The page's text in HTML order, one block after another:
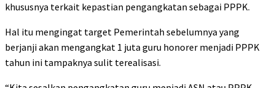
khususnya terkait kepastian pengangkatan sebagai PPPK.
Hal itu mengingat target Pemerintah sebelumnya yang
berjanji akan mengangkat 1 juta guru honorer menjadi PPPK
tahun ini tampaknya sulit terealisasi.